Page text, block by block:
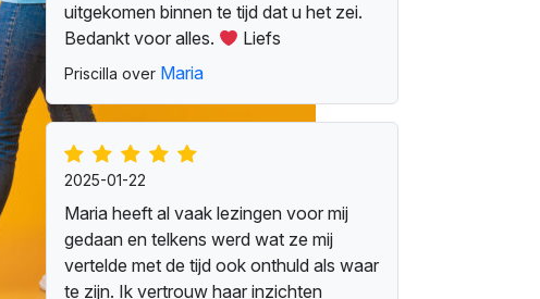
uitgekomen binnen te tijd dat u het zei.
Bedankt voor alles.
Liefs
Priscilla over Maria
2025-01-22
Maria heeft al vaak lezingen voor mij
gedaan en telkens werd wat ze mij
vertelde met de tijd ook onthuld als waar
te zijn. Ik vertrouw haar inzichten